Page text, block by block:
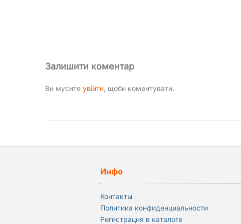
Залишити коментар
Ви мусите увійти , щоби коментувати.
Инфо
Контакты
Политика конфиденциальности
Регистрация в каталоге